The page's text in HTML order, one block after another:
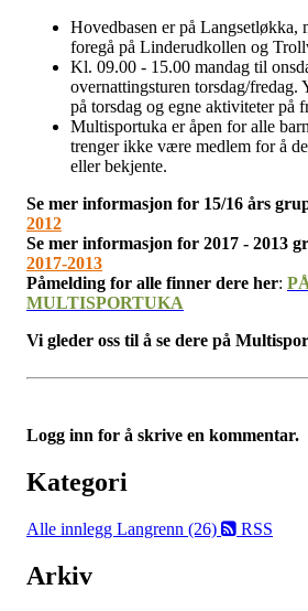
Hovedbasen er på Langsetløkka,
foregå på Linderudkollen og
Kl. 09.00 - 15.00 mandag til
overnattingsturen torsdag/fredag.
på torsdag og egne aktiviteter på
Multisportuka er åpen for alle
trenger ikke være medlem for å
eller bekjente.
Se mer informasjon for 15/16 års
2012
Se mer informasjon for 2017 - 2013
2017-2013
Påmelding for alle finner dere her:
MULTISPORTUKA
Vi gleder oss til å se dere på
Logg inn for å skrive en kommentar.
Kategori
Alle innlegg Langrenn (26) RSS
Arkiv